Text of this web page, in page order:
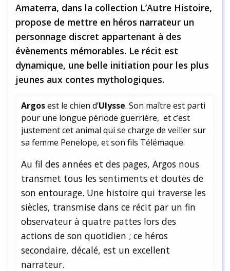
Amaterra, dans la collection L’Autre Histoire,
propose de mettre en héros narrateur un
personnage discret appartenant à des
évènements mémorables. Le récit est
dynamique, une belle initiation pour les plus
jeunes aux contes mythologiques.
Argosest le chien d’Ulysse. Son maître est parti
pour une longue période guerrière, et c’est
justement cet animal qui se charge de veiller sur
sa femme Penelope, et son fils Télémaque.
Au fil des années et des pages, Argos nous
transmet tous les sentiments et doutes de
son entourage. Une histoire qui traverse les
siècles, transmise dans ce récit par un fin
observateur à quatre pattes lors des
actions de son quotidien ; ce héros
secondaire, décalé, est un excellent
narrateur.